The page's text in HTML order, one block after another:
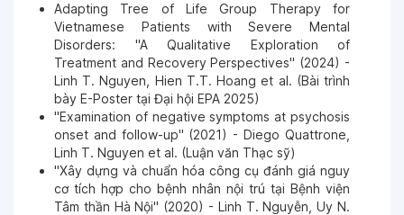
Adapting Tree of Life Group Therapy for
Vietnamese Patients with Severe Mental
Disorders: "A Qualitative Exploration of
Treatment and Recovery Perspectives" (2024) -
Linh T. Nguyen, Hien T.T. Hoang et al. (Bài trình
bày E-Poster tại Đại hội EPA 2025)
"Examination of negative symptoms at psychosis
onset and follow-up" (2021) - Diego Quattrone,
Linh T. Nguyen et al. (Luận văn Thạc sỹ)
"Xây dựng và chuẩn hóa công cụ đánh giá nguy
cơ tích hợp cho bệnh nhân nội trú tại Bệnh viện
Tâm thần Hà Nội" (2020) - Linh T. Nguyễn, Uy N.